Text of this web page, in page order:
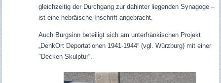
gleichzeitig der Durchgang zur dahinter liegenden Synagoge –
ist eine hebräische Inschrift angebracht.
Auch Burgsinn beteiligt sich am unterfränkischen Projekt
„DenkOrt Deportationen 1941-1944“ (vgl. Würzburg) mit einer
"Decken-Skulptur“.